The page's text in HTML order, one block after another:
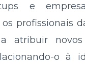
e
profissionais
atribuir novos
o à